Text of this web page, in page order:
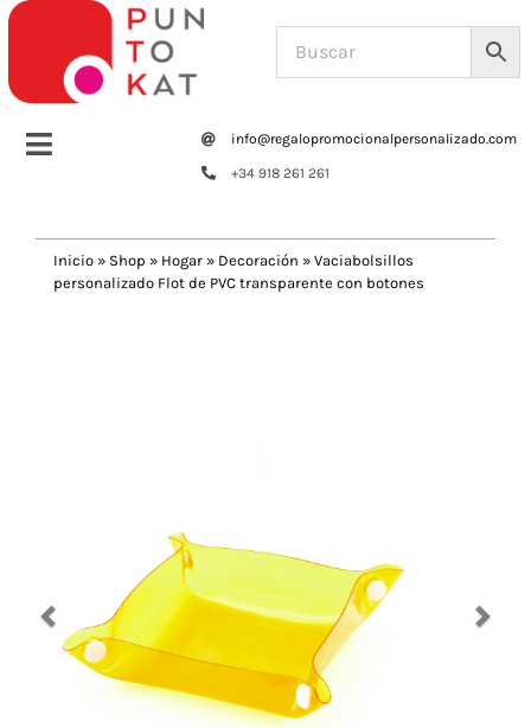
Saltar
contenido
Toggle
Tazas y botellas
Navidad 🎄 Invierno
Tecnología
info@regalopromocionalpersonalizado.com
+34 918 261 261
Inicio » Shop » Hogar » Decoración » Vaciabolsillos
personalizado Flot de PVC transparente con botones